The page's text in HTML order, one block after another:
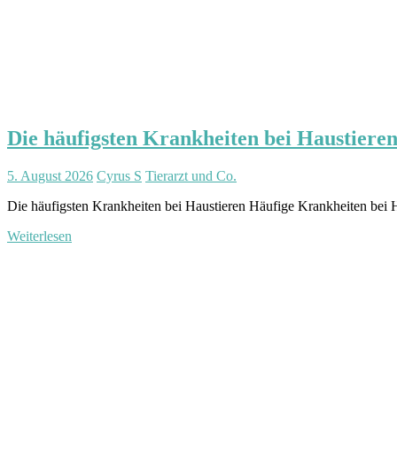
Die häufigsten Krankheiten bei
5. August 2026 Cyrus S Tierarzt und Co.
Die häufigsten Krankheiten bei Haustieren Häufige Krankheiten bei
Weiterlesen